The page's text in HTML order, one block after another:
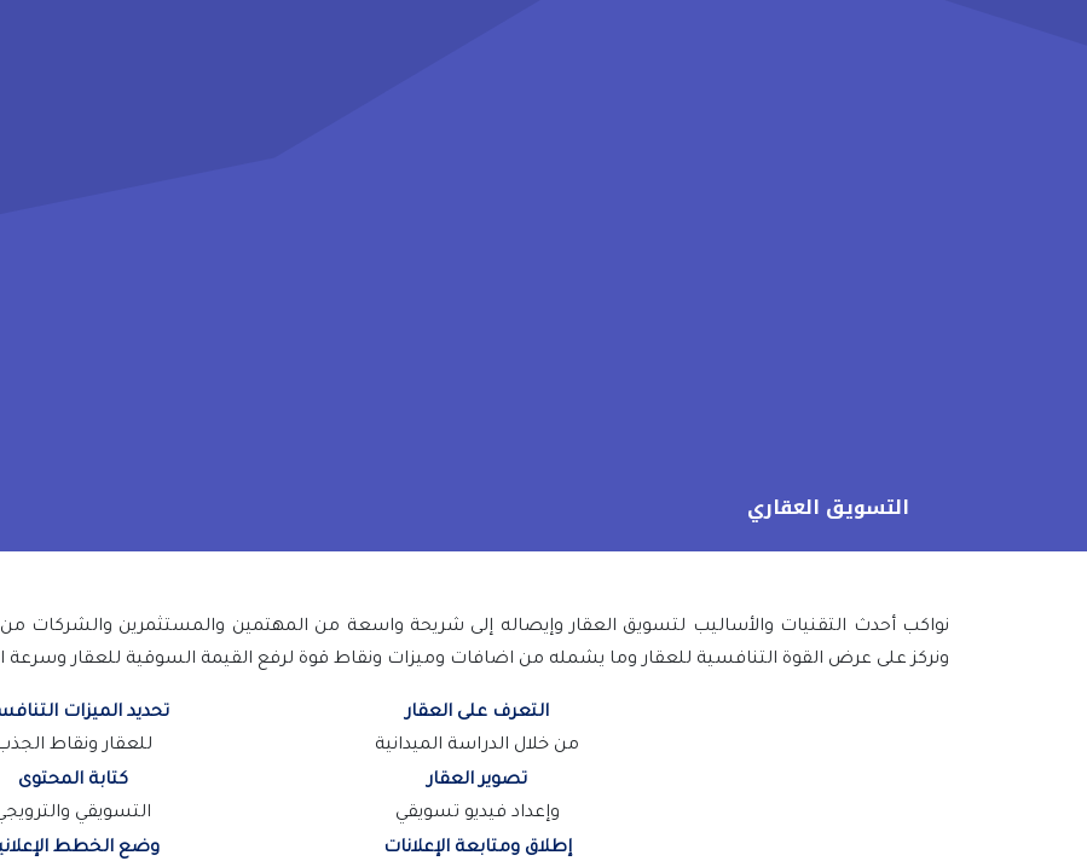
التسويق العقاري
نواكب أحدث التقنيات والأساليب لتسويق العقار وإيصاله إلى شريحة واسعة من المهتمين والمستثمرين
ونركز على عرض القوة التنافسية للعقار وما يشمله من اضافات وميزات ونقاط قوة لرفع القيمة السوقية للعقار وسرعة
التعرف على العقار
من خلال الدراسة الميدانية
تحديد الميزات
للعقار ونقاط
تصوير العقار
وإعداد فيديو تسويقي
كتابة المحتوى
التسويقي
إطلاق ومتابعة الإعلانات
وضع الخطط